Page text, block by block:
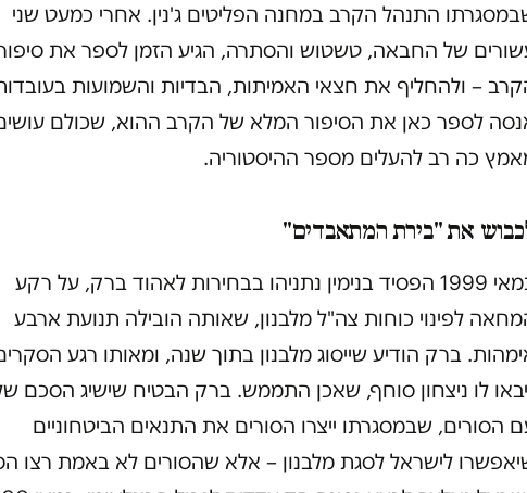
התנהל הקרב במחנה הפליטים ג'נין. אחרי כמעט שני
של החבאה, טשטוש והסתרה, הגיע הזמן לספר את
– ולהחליף את חצאי האמיתות, הבדיות והשמועות
לספר כאן את הסיפור המלא של הקרב ההוא, שכולם
כה רב להעלים מספר ההיסטוריה.
את "בירת המתאבדים"
במאי 1999 הפסיד בנימין נתניהו בבחירות לאהוד ברק, על רקע
לפינוי כוחות צה"ל מלבנון, שאותה הובילה תנועת ארבע
ברק הודיע שייסוג מלבנון בתוך שנה, ומאותו רגע
לו ניצחון סוחף, שאכן התממש. ברק הבטיח שישיג הסכם
הסורים, שבמסגרתו ייצרו הסורים את התנאים הביטחוניים
לישראל לסגת מלבנון – אלא שהסורים לא באמת רצו